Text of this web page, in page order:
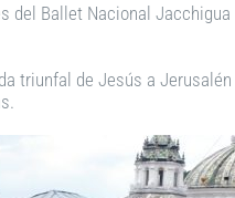
Ballet Nacional
de Jesús a